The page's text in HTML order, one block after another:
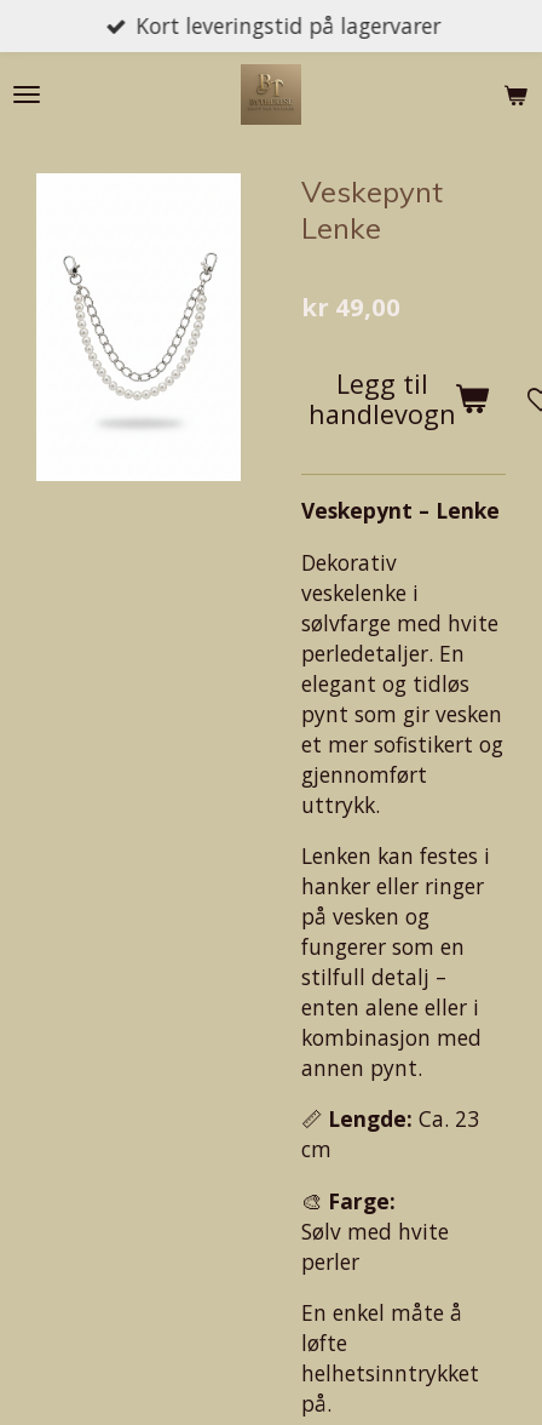
til
hovedinnhold
Kort leveringstid på lagervarer
Veskepynt
Lenke
kr 49,00
Legg til
handlevogn
Veskepynt – Lenke
Dekorativ
veskelenke i
sølvfarge med hvite
perledetaljer. En
elegant og tidløs
pynt som gir vesken
et mer sofistikert og
gjennomført
uttrykk.
Lenken kan festes i
hanker eller ringer
på vesken og
fungerer som en
stilfull detalj –
enten alene eller i
kombinasjon med
annen pynt.
📏 Lengde: Ca. 23
cm
🎨 Farge:
Sølv med hvite
perler
En enkel måte å
løfte
helhetsinntrykket
på.